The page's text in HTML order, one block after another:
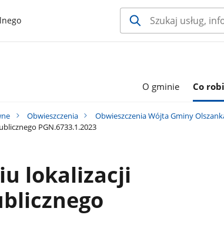
O gminie Co
Obwieszczenia Obwieszczenia Wójta Gminy
PGN.6733.1.2023
lokalizacji